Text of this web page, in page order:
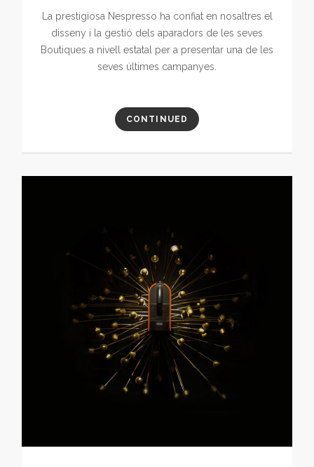
La prestigiosa Nespresso ha confiat en nosaltres el
disseny i la gestió dels aparadors de les seves
Boutiques a nivell estatal per a presentar una de les
seves últimes campanyes.
CONTINUED